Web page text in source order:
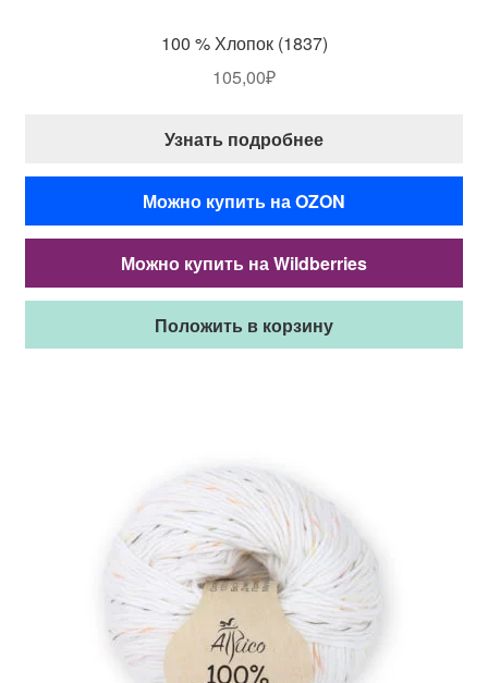
100 % Хлопок (1837)
105,00₽
Узнать подробнее
Можно купить на OZON
Можно купить на Wildberries
Положить в корзину